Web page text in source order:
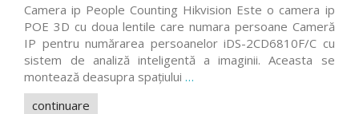
Camera ip People Counting Hikvision Este o camera ip
POE 3D cu doua lentile care numara persoane Cameră
IP pentru numărarea persoanelor iDS-2CD6810F/C cu
sistem de analiză inteligentă a imaginii. Aceasta se
montează deasupra spațiului…
continuare